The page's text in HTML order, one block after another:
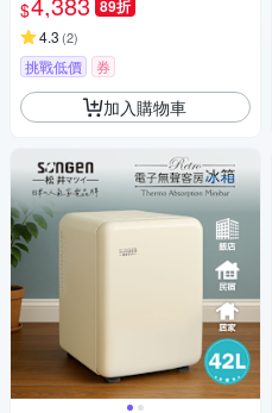
$ 89折
4.3 (2)
挑戰低價 券
加入購物車